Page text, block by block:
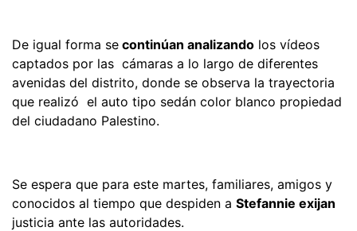
De igual forma se continúan analizando los vídeos
captados por las cámaras a lo largo de diferentes
avenidas del distrito, donde se observa la trayectoria
que realizó el auto tipo sedán color blanco propiedad
del ciudadano Palestino.
Se espera que para este martes, familiares, amigos y
conocidos al tiempo que despiden a Stefannie exijan
justicia ante las autoridades.